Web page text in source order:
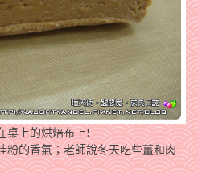
桌上的烘焙布上!
粉的香氣；老師說冬天吃些薑和肉